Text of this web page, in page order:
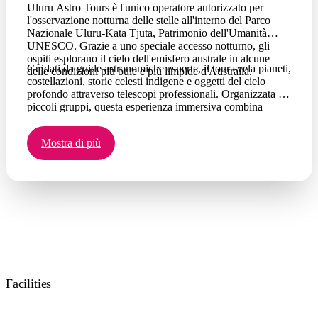
Uluru Astro Tours è l'unico operatore autorizzato per
l'osservazione notturna delle stelle all'interno del Parco
Nazionale Uluru-Kata Tjuta, Patrimonio dell'Umanità
UNESCO. Grazie a uno speciale accesso notturno, gli
ospiti esplorano il cielo dell'emisfero australe in alcune
delle condizioni più buie e più limpide d'Australia.
Guidati da guide astronomiche esperte, il tour svela pianeti,
costellazioni, storie celesti indigene e oggetti del cielo
profondo attraverso telescopi professionali. Organizzata in
piccoli gruppi, questa esperienza immersiva combina
una notte indimenticabile sotto il cielo dell'Outback.
Mostra di più
Facilities